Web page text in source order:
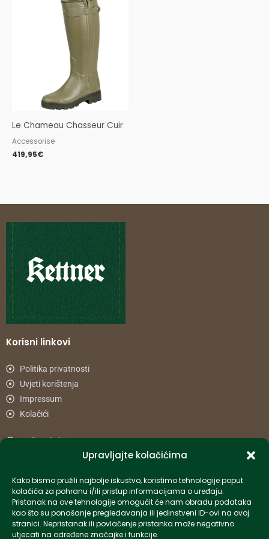
Upravljajte kolačićima
Kako bismo pružili najbolje iskustvo, koristimo tehnologije poput
kolačića za pohranu i/ili pristup informacijama o uređaju.
Pristanak na ove tehnologije omogućit će nam obradu podataka
kao što su ponašanje pregledavanja ili jedinstveni ID-ovi na ovoj
stranici. Nepristanak ili povlačenje pristanka može negativno
utjecati na određene značajke i funkcije.
Le Chameau Chasseur Cuir
Accessorise
419,95€
Korisni linkovi
Politika privatnosti
Uvjeti korištenja
Impressum
Kolačići
Načini plaćanja
Informacije
info-hr@kettner.com